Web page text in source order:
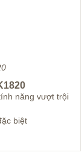
năng vượt trội
biệt